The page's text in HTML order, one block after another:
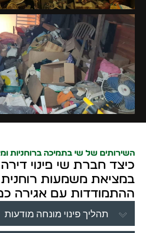
השירותים של שי בתמיכה ברוחניות
כיצד חברת שי פינוי
במציאת משמעות
ההתמודדות עם אגירה
תהליך פינוי מונחה מודעות